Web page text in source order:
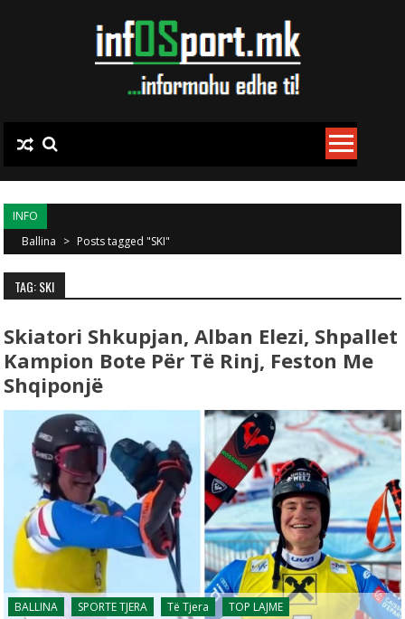
INFO
Ballina > Posts tagged "SKI"
TAG: SKI
Skiatori Shkupjan, Alban Elezi, Shpallet
Kampion Bote Për Të Rinj, Feston Me
Shqiponjë
BALLINA SPORTE TJERA Të Tjera TOP LAJME